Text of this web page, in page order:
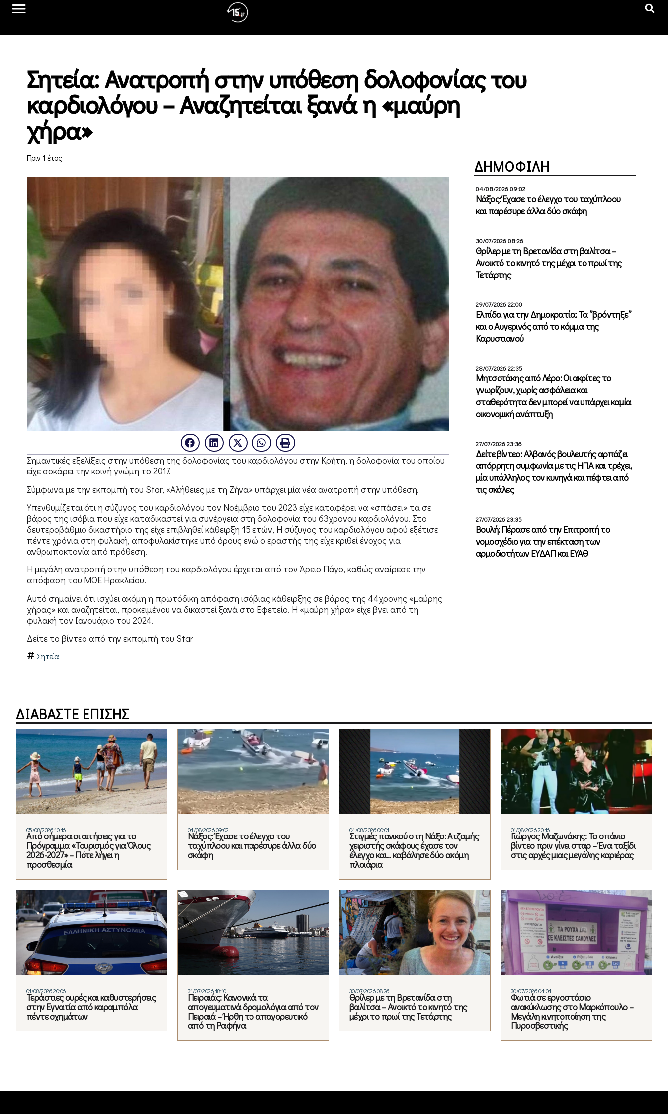
Σητεία: Ανατροπή στην υπόθεση δολοφονίας του
καρδιολόγου – Αναζητείται ξανά η «μαύρη
χήρα»
Πριν 1 έτος
Σημαντικές εξελίξεις στην υπόθεση της δολοφονίας του καρδιολόγου στην Κρήτη, η δολοφονία του οποίου
είχε σοκάρει την κοινή γνώμη το 2017.
Σύμφωνα με την εκπομπή του Star, «Αλήθειες με τη Ζήνα» υπάρχει μία νέα ανατροπή στην υπόθεση.
Υπενθυμίζεται ότι η σύζυγος του καρδιολόγου τον Νοέμβριο του 2023 είχε καταφέρει να «σπάσει» τα σε
βάρος της ισόβια που είχε καταδικαστεί για συνέργεια στη δολοφονία του 63χρονου καρδιολόγου. Στο
δευτεροβάθμιο δικαστήριο της είχε επιβληθεί κάθειρξη 15 ετών, Η σύζυγος του καρδιολόγου αφού εξέτισε
πέντε χρόνια στη φυλακή, αποφυλακίστηκε υπό όρους ενώ ο εραστής της είχε κριθεί ένοχος για
ανθρωποκτονία από πρόθεση.
Η μεγάλη ανατροπή στην υπόθεση του καρδιολόγου έρχεται από τον Άρειο Πάγο, καθώς αναίρεσε την
απόφαση του ΜΟΕ Ηρακλείου.
Αυτό σημαίνει ότι ισχύει ακόμη η πρωτόδικη απόφαση ισόβιας κάθειρξης σε βάρος της 44χρονης «μαύρης
χήρας» και αναζητείται, προκειμένου να δικαστεί ξανά στο Εφετείο. Η «μαύρη χήρα» είχε βγει από τη
φυλακή τον Ιανουάριο του 2024.
Δείτε το βίντεο από την εκπομπή του Star
Σητεία
ΔΗΜΟΦΙΛΗ
04/08/2026 09:02
Νάξος: Έχασε το έλεγχο του ταχύπλοου
και παρέσυρε άλλα δύο σκάφη
30/07/2026 08:26
Θρίλερ με τη Βρετανίδα στη βαλίτσα –
Ανοικτό το κινητό της μέχρι το πρωί της
Τετάρτης
29/07/2026 22:00
Ελπίδα για την Δημοκρατία: Τα ”βρόντηξε”
και ο Αυγερινός από το κόμμα της
Καρυστιανού
28/07/2026 22:35
Μητσοτάκης από Λέρο: Οι ακρίτες το
γνωρίζουν, χωρίς ασφάλεια και
σταθερότητα δεν μπορεί να υπάρχει καμία
οικονομική ανάπτυξη
27/07/2026 23:36
Δείτε βίντεο: Αλβανός βουλευτής αρπάζει
απόρρητη συμφωνία με τις ΗΠΑ και τρέχει,
μία υπάλληλος τον κυνηγά και πέφτει από
τις σκάλες
27/07/2026 23:35
Βουλή: Πέρασε από την Επιτροπή το
νομοσχέδιο για την επέκταση των
αρμοδιοτήτων ΕΥΔΑΠ και ΕΥΑΘ
ΔΙΑΒΑΣΤΕ ΕΠΙΣΗΣ
05/08/2026 10:16
Από σήμερα οι αιτήσεις για το
Πρόγραμμα «Τουρισμός για Όλους
2026-2027» – Πότε λήγει η
προσθεσμία
04/08/2026 09:02
Νάξος: Έχασε το έλεγχο του
ταχύπλοου και παρέσυρε άλλα δύο
σκάφη
04/08/2026 00:01
Στιγμές πανικού στη Νάξο: Ατζαμής
χειριστής σκάφους έχασε τον
έλεγχο και… καβάλησε δύο ακόμη
πλοιάρια
01/08/2026 20:16
Γιώργος Μαζωνάκης: Το σπάνιο
βίντεο πριν γίνει σταρ – Ένα ταξίδι
στις αρχές μιας μεγάλης καριέρας
01/08/2026 20:06
Τεράστιες ουρές και καθυστερήσεις
στην Εγνατία από καραμπόλα
πέντε οχημάτων
31/07/2026 18:10
Πειραιάς: Κανονικά τα
απογευματινά δρομολόγια από τον
Πειραιά – Ήρθη το απαγορευτικό
από τη Ραφήνα
30/07/2026 08:26
Θρίλερ με τη Βρετανίδα στη
βαλίτσα – Ανοικτό το κινητό της
μέχρι το πρωί της Τετάρτης
30/07/2026 04:04
Φωτιά σε εργοστάσιο
ανακύκλωσης στο Μαρκόπουλο –
Μεγάλη κινητοποίηση της
Πυροσβεστικής